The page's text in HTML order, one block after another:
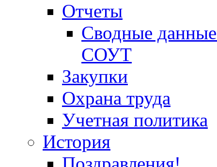
Отчеты
Сводные данные
СОУТ
Закупки
Охрана труда
Учетная политика
История